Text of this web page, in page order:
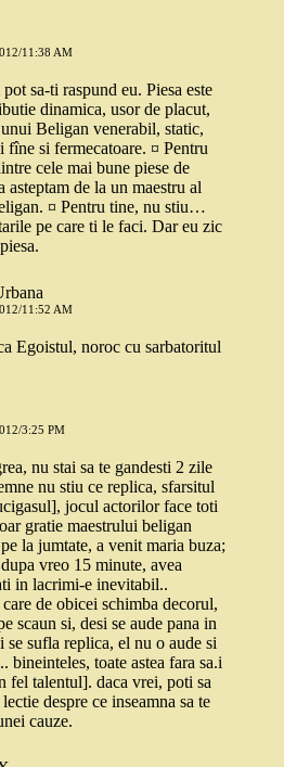
11:38 AM
sa-ti raspund eu. Piesa este
dinamica, usor de placut,
Beligan venerabil, static,
fîne si fermecatoare. ¤ Pentru
cele mai bune piese de
asteptam de la un maestru al
¤ Pentru tine, nu stiu…
pe care ti le faci. Dar eu zic
11:52 AM
Egoistul, noroc cu sarbatoritul
3:25 PM
nu stai sa te gandesti 2 zile
nu stiu ce replica, sfarsitul
jocul actorilor face toti
gratie maestrului beligan
la jumtate, a venit maria buza;
vreo 15 minute, avea
in lacrimi-e inevitabil..
de obicei schimba decorul,
scaun si, desi se aude pana in
sufla replica, el nu o aude si
bineinteles, toate astea fara sa.i
fel talentul]. daca vrei, poti sa
despre ce inseamna sa te
cauze.